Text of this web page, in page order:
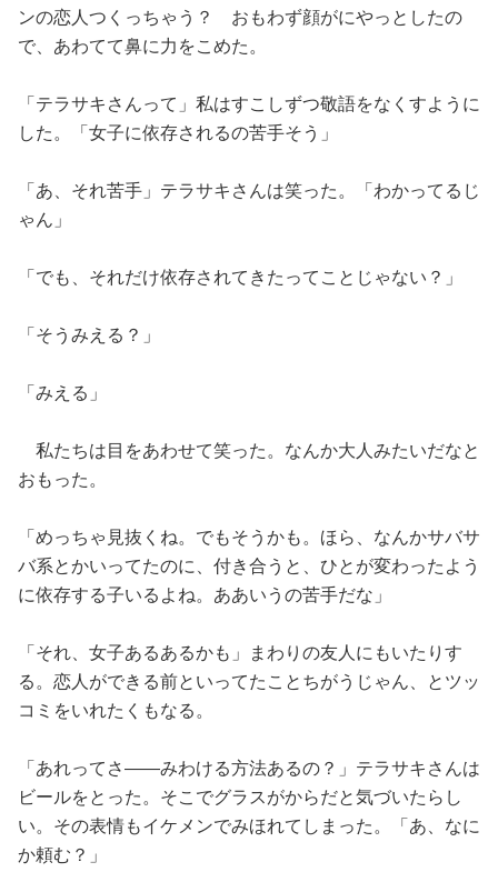
ンの恋人つくっちゃう？ おもわず顔がにやっとしたの
で、あわてて鼻に力をこめた。
「テラサキさんって」私はすこしずつ敬語をなくすように
した。「女子に依存されるの苦手そう」
「あ、それ苦手」テラサキさんは笑った。「わかってるじ
ゃん」
「でも、それだけ依存されてきたってことじゃない？」
「そうみえる？」
「みえる」
私たちは目をあわせて笑った。なんか大人みたいだなと
おもった。
「めっちゃ見抜くね。でもそうかも。ほら、なんかサバサ
バ系とかいってたのに、付き合うと、ひとが変わったよう
に依存する子いるよね。ああいうの苦手だな」
「それ、女子あるあるかも」まわりの友人にもいたりす
る。恋人ができる前といってたことちがうじゃん、とツッ
コミをいれたくもなる。
「あれってさ——みわける方法あるの？」テラサキさんは
ビールをとった。そこでグラスがからだと気づいたらし
い。その表情もイケメンでみほれてしまった。「あ、なに
か頼む？」